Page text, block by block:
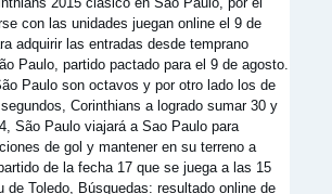
con las unidades juegan online el 9 de
adquirir las entradas desde temprano
Paulo, partido pactado para el 9 de agosto.
Paulo son octavos y por otro lado los de
Corinthians a logrado sumar 30 y
São Paulo viajará a Sao Paulo para
de gol y mantener en su terreno a
de la fecha 17 que se juega a las 15
de Toledo, Búsquedas: resultado online de